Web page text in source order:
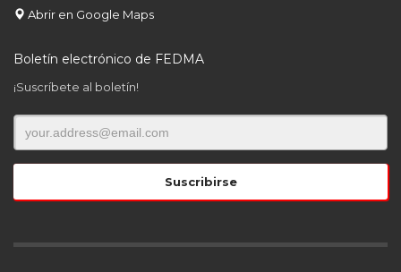
Abrir en Google Maps
Boletín electrónico de FEDMA
¡Suscríbete al boletín!